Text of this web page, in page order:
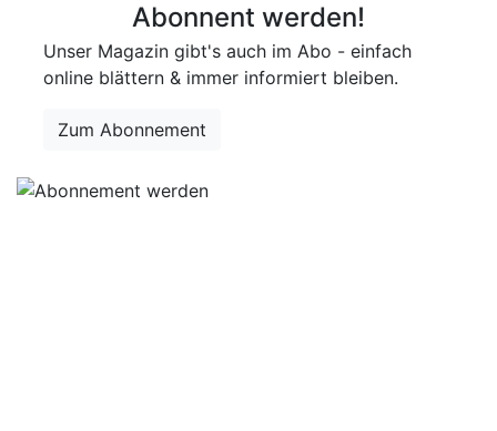
Abonnent werden!
Unser Magazin gibt's auch im Abo - einfach
online blättern & immer informiert bleiben.
Zum Abonnement